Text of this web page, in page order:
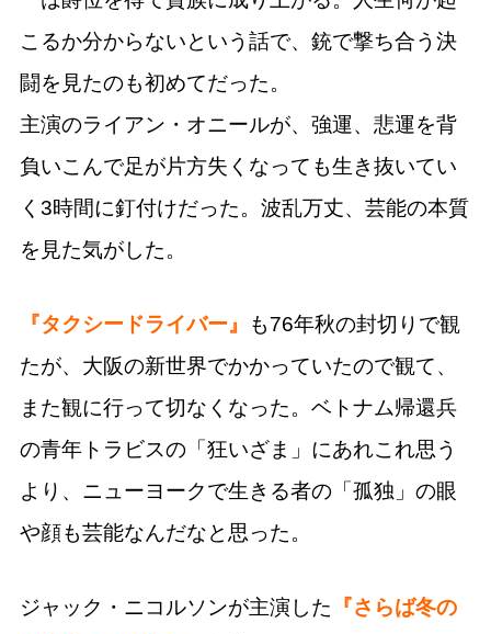
こるか分からないという話で、銃で撃ち合う決
闘を見たのも初めてだった。
主演のライアン・オニールが、強運、悲運を背
負いこんで足が片方失くなっても生き抜いてい
く3時間に釘付けだった。波乱万丈、芸能の本質
を見た気がした。
『タクシードライバー』
も76年秋の封切りで観
たが、大阪の新世界でかかっていたので観て、
また観に行って切なくなった。ベトナム帰還兵
の青年トラビスの「狂いざま」にあれこれ思う
より、ニューヨークで生きる者の「孤独」の眼
や顔も芸能なんだなと思った。
ジャック・ニコルソンが主演した 『さらば冬の